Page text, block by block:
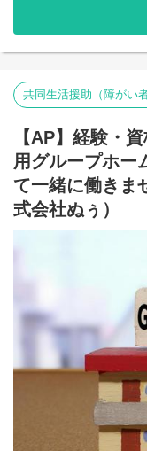
弊社グループでは主に
【就労継続支援A型事
般就労を目指すサービ
【就労継続支援B型事
般就労を目指す、また
【共同生活援助（障が
⇒将来の自立した生活
する力、 働く力などを
■業務内容
利用者さんと様々なお
ートをしていき、自立
・朝食や夕食の食事の
・社用車を利用して日
・利用者様のお部屋や
・その他の利用者様の
・利用者様の話し相手
・支援記録のPC入力作
・献立、シフト作成
・その他、付随する業
基本的に食事、入浴、
共同生活援助（障がい者
【AP】経験・
用グループホー
て一緒に働きま
式会社ぬぅ）